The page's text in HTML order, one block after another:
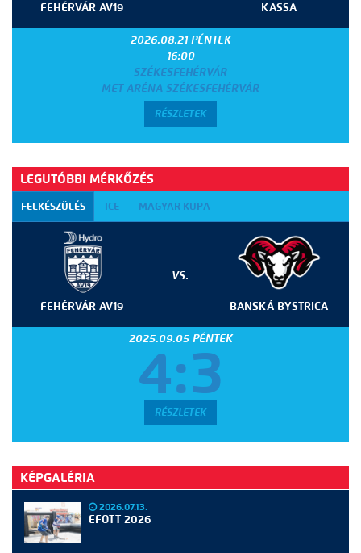
FEHÉRVÁR AV19 KASSA
2026.08.21 PÉNTEK
16:00
SZÉKESFEHÉRVÁR
MET ARÉNA SZÉKESFEHÉRVÁR
RÉSZLETEK
LEGUTÓBBI MÉRKŐZÉS
FELKÉSZÜLÉS ICE MAGYAR KUPA
FEHÉRVÁR AV19
VS.
BANSKÁ BYSTRICA
2025.09.05 PÉNTEK
4:3
RÉSZLETEK
KÉPGALÉRIA
2026.07.13.
EFOTT 2026